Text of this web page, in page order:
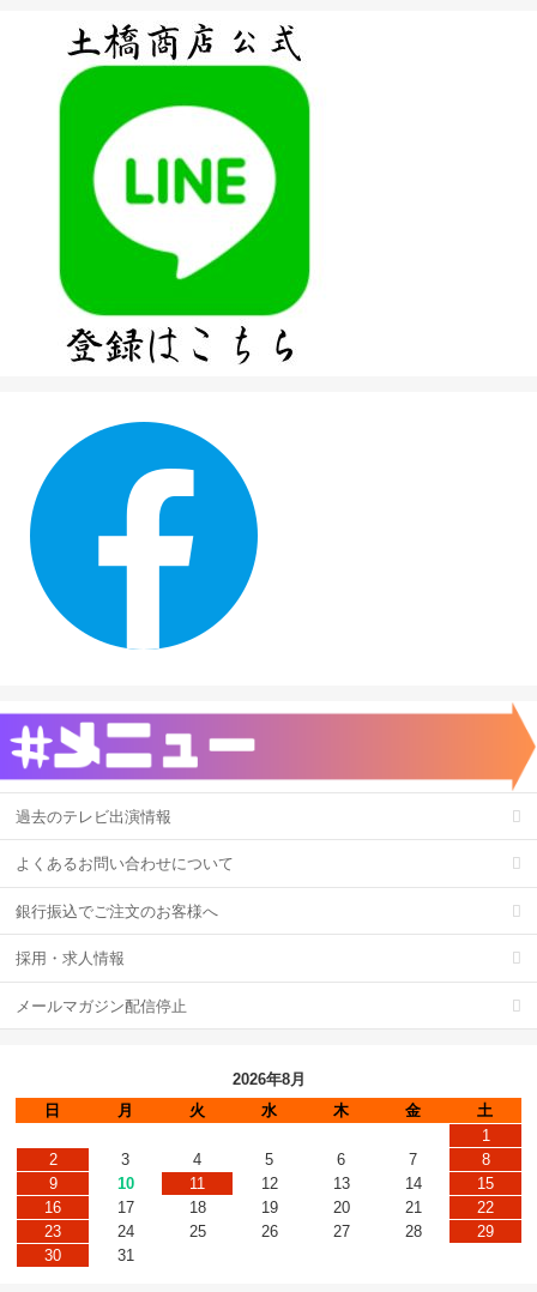
過去のテレビ出演情報
よくあるお問い合わせについて
銀行振込でご注文のお客様へ
採用・求人情報
メールマガジン配信停止
2026年8月
日
月 火 水 木 金
土
1
2
3 4 5 6 7
8
9
10 11 12 13 14
15
16
17 18 19 20 21
22
23
24 25 26 27 28
29
30
31